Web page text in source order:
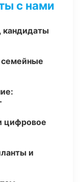
с нами
кандидаты
цифровое
и